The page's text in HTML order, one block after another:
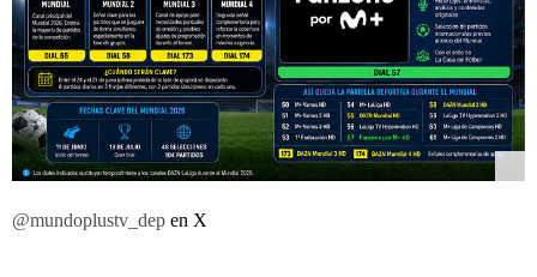
@mundoplustv_dep en X